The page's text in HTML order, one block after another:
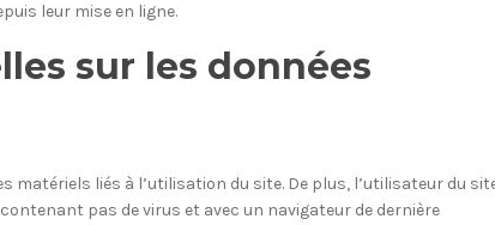
leur mise en ligne.
sur les données
liés à l’utilisation du site. De plus, l’utilisateur du
pas de virus et avec un navigateur de dernière